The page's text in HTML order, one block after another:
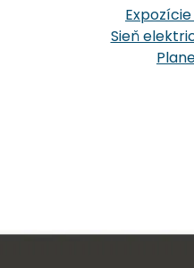
Sieň